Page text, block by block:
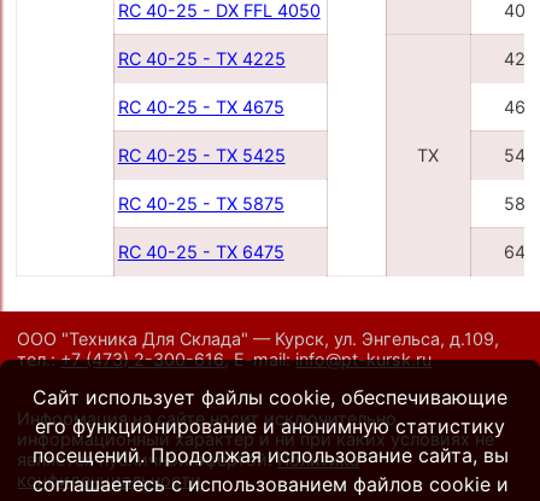
RC 40-25 - DX FFL 4050
RC 40-25 - TX 4225
TX
RC 40-25 - TX 4675
RC 40-25 - TX 5425
RC 40-25 - TX 5875
RC 40-25 - TX 6475
ООО "Техника Для Склада" — Курск, ул. Энгельса, д.109,
тел.:+7 (473) 2-300-616,E-mail:info@pt-kursk.ru
Информация на сайте носит исключительно
информационный характер и ни при каких условиях не
является публичной офертой.Политика
конфиденциальности.
Сайт использует файлы cookie, обеспечивающие
его функционирование и анонимную статистику
посещений. Продолжая использование сайта, вы
соглашаетесь с использованием файлов cookie и